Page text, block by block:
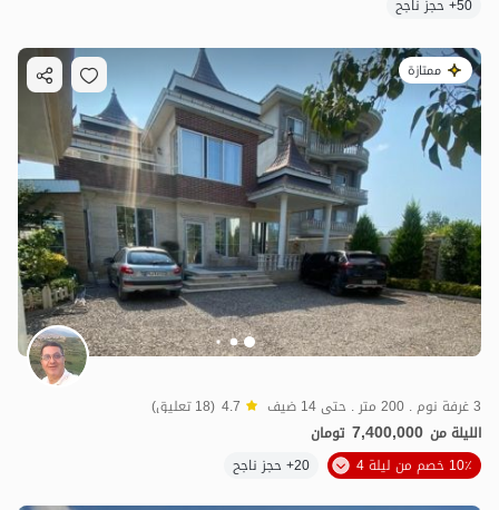
50+ حجز ناجح
ممتازة
3 غرفة نوم . 200 متر . حتى 14 ضيف 4.7 (18 تعليق)
الليلة من 7,400,000 تومان
10٪ خصم من ليلة 4
20+ حجز ناجح